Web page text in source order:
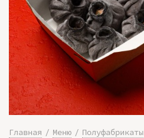
Главная Меню Полуфабрикаты